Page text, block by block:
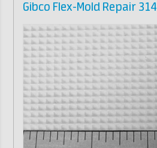
Gibco Flex-Mold Repair 314